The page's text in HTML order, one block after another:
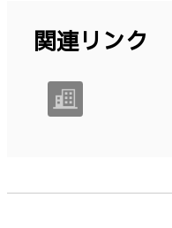
関連リンク